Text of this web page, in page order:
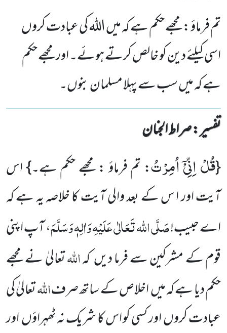
تم فرماؤ : مجھے حکم ہے کہ میں اللہ کی عبادت کروں
اسی کیلئے دین کو خالص کرتے ہوئے۔ اور مجھے حکم
ہے کہ میں سب سے پہلا مسلمان بنوں۔
تفسیر : ‎صراط الجنان
{قُلْ اِنِّیْۤ اُمِرْتُ: تم فرماؤ : مجھے حکم ہے۔} اس
آیت اور ا س کے بعد والی آیت کا خلاصہ یہ ہے کہ
اے حبیب!صَلَّی اللہ تَعَالٰی عَلَیْہِ وَاٰلِہٖ وَسَلَّمَ، آپ اپنی
قوم کے مشرکین سے فرما دیں کہاللہتعالیٰ نے مجھے
حکم دیا ہے کہ میں اخلاص کے ساتھ صرفاللہتعالیٰ کی
عبادت کروں اور کسی کو اس کا شریک نہ ٹھہراؤں اور